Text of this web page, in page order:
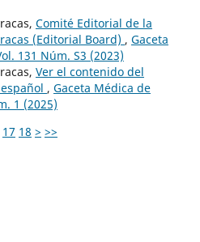
Comité Editorial de la
(Editorial Board) , Gaceta
131 Núm. S3 (2023)
Ver el contenido del
, Gaceta Médica de
1 (2025)
17 18 > >>